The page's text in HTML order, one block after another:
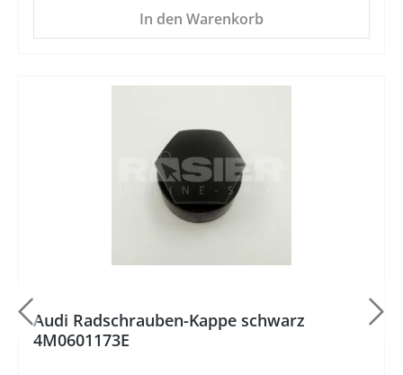
In den Warenkorb
Audi Radschrauben-Kappe schwarz
4M0601173E